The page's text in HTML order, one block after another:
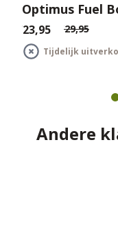
Optimus Fuel
€23,95 €29,95
Tijdelijk
Andere